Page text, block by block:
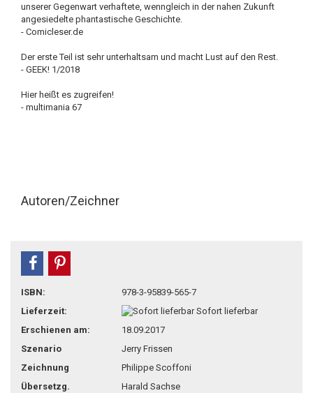
unserer Gegenwart verhaftete, wenngleich in der nahen Zukunft
angesiedelte phantastische Geschichte.
- Comicleser.de
Der erste Teil ist sehr unterhaltsam und macht Lust auf den Rest.
- GEEK! 1/2018
Hier heißt es zugreifen!
- multimania 67
Autoren/Zeichner
teilen
ISBN:
978-3-95839-565-7
Lieferzeit:
Sofort lieferbar
Erschienen am:
18.09.2017
Szenario
Jerry Frissen
Zeichnung
Philippe Scoffoni
Übersetzg.
Harald Sachse